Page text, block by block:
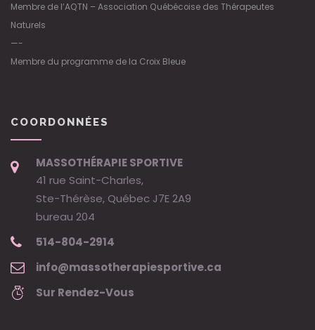
Membre de l’AQTN – Association Québécoise des Thérapeutes
Naturels
—-
Membre du programme de la Croix Bleue
COORDONNÉES
MASSOTHÉRAPIE SPORTIVE
41 rue Saint-Charles,
Ste-Thérèse, Québec J7E 2A9
bureau 204
514-804-2914
info@massotherapiesportive.ca
Sur Rendez-Vous